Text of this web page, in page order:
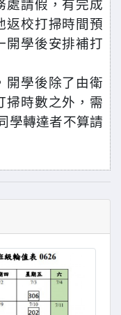
處請假，有完成
返校打掃時間預
開學後安排補打
開學後除了由衛
掃時數之外，需
學轉達者不算請